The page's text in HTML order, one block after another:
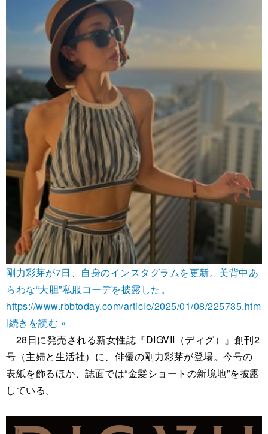
剛力彩芽が7日、自身のインスタグラムを更新。美背中あ
らわな“大胆”私服コーデを披露した。
https://www.rbbtoday.com/article/2025/01/08/225735.htm
l続きを読む »
28日に発売される新女性誌『DIGVII（ディグ）』創刊2
号（主婦と生活社）に、俳優の剛力彩芽が登場。今号の
表紙を飾るほか、誌面では“金髪ショートの新境地”を披露
している。